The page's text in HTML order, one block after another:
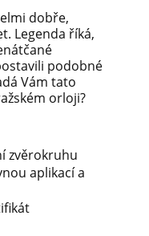
dobře,
Legenda říká,
podobné
Vám tato
orloji?
zvěrokruhu
aplikací a